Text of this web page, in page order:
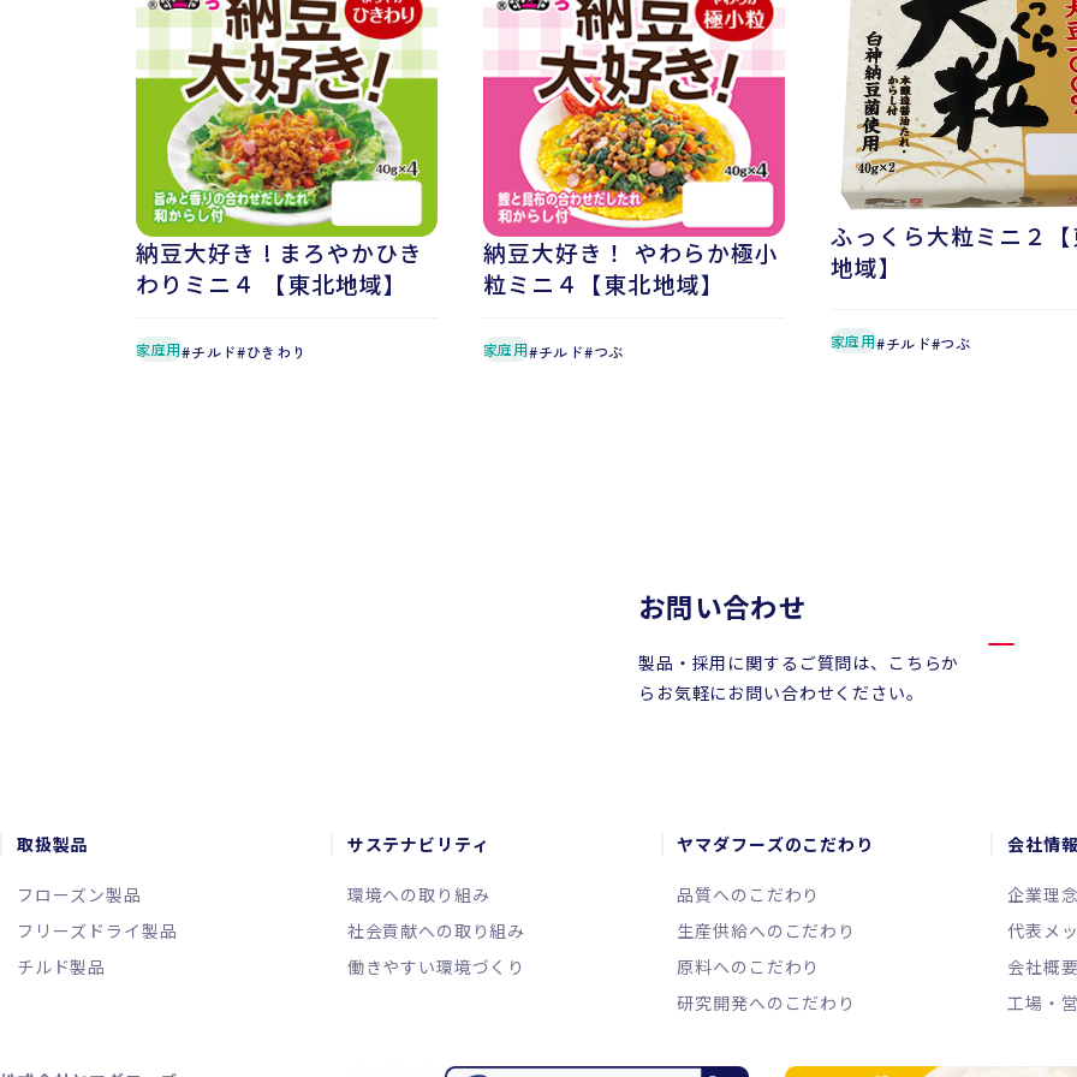
納豆大好き ! まろやかひき
わりミニ４ 【東北地域】
家庭用 チルド ひきわり
納豆大好き！ やわらか極小
粒ミニ４【東北地域】
家庭用 チルド つぶ
ふっくら大粒ミニ２
地域】
家庭用 チルド つぶ
お問い合わせ
製品・採用に関するご質問は、こちらか
らお気軽にお問い合わせください。
取扱製品
フローズン製品
フリーズドライ製品
チルド製品
サステナビリティ
環境への取り組み
社会貢献への取り組み
働きやすい環境づくり
ヤマダフーズのこだわり
品質へのこだわり
生産供給へのこだわり
原料へのこだわり
研究開発へのこだわり
会社情
企業理
代表メ
会社概
工場・